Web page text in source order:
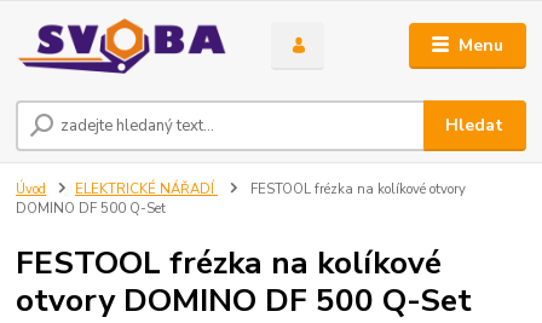
Menu
Hledat
Úvod ELEKTRICKÉ NÁŘADÍ
FESTOOL frézka na kolíkové otvory
DOMINO DF 500 Q-Set
FESTOOL frézka na kolíkové
otvory DOMINO DF 500 Q-Set